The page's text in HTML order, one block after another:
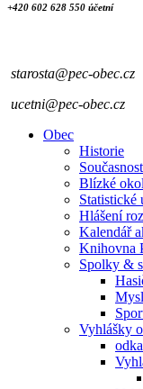
+420 602 628 550 účetní
starosta@pec-obec.cz
ucetni@pec-obec.cz
Obec
Historie
Současnost
Blízké
Statistické
Hlášení
Kalendář
Knihovna
Spolky &
Vyhlášky